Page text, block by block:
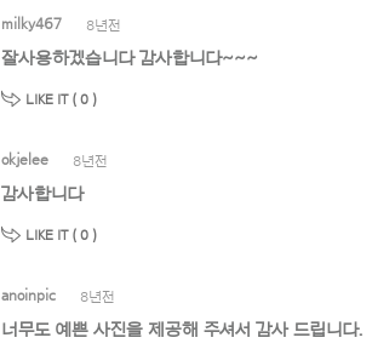
milky467 8년전
잘사용하겠습니다 감사합니다~~~
LIKE IT ( 0 )
okjelee 8년전
감사합니다
LIKE IT ( 0 )
anoinpic 8년전
너무도 예쁜 사진을 제공해 주셔서 감사 드립니다.